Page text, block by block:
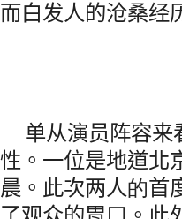
而白发人的沧桑经
单从演员阵容来
性。一位是地道北
晨。此次两人的首